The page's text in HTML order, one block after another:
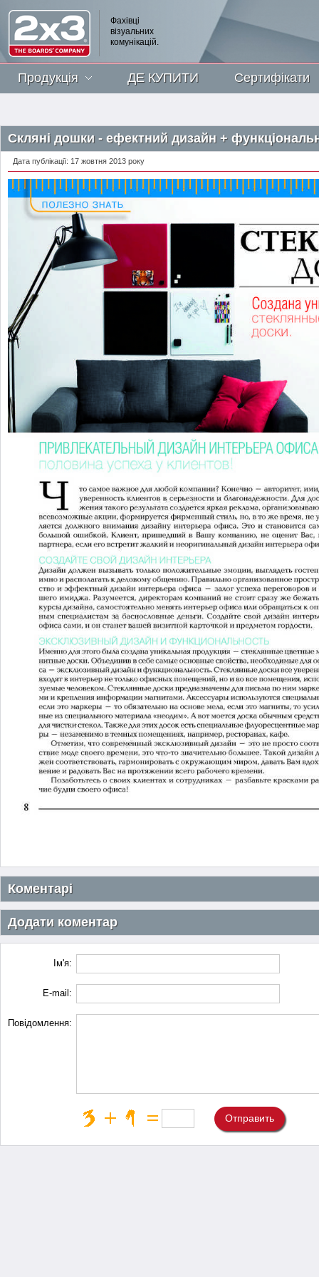
Фахівці
візуальних
комунікацій.
Продукція ДЕ КУПИТИ Сертифікати
Скляні дошки - ефектний дизайн +
Дата публікації: 17 жовтня 2013 року
Коментарі
Додати коментар
Ім'я:
E-mail:
Повідомлення:
Отправить